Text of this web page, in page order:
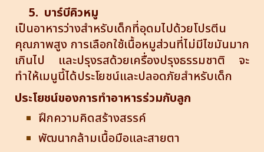
5. บาร์บีคิวหมู
เป็นอาหารว่างสำหรับเด็กที่อุดมไปด้วยโปรตีน
คุณภาพสูง การเลือกใช้เนื้อหมูส่วนที่ไม่มีไขมันมาก
เกินไป และปรุงรสด้วยเครื่องปรุงธรรมชาติ จะ
ทำให้เมนูนี้ได้ประโยชน์และปลอดภัยสำหรับเด็ก
ประโยชน์ของการทำอาหารร่วมกับลูก
ฝึกความคิดสร้างสรรค์
พัฒนากล้ามเนื้อมือและสายตา